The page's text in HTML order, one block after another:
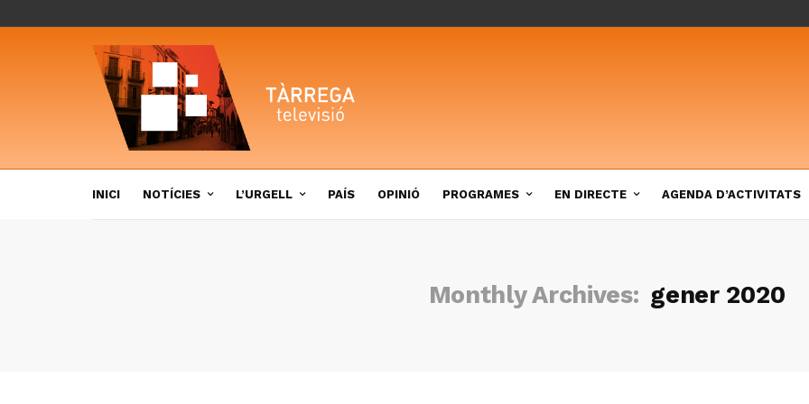
INICI NOTÍCIES L’URGELL PAÍS OPINIÓ PROGRAMES EN DIRECTE AGENDA D’ACTIVITATS
Monthly Archives: gener 2020